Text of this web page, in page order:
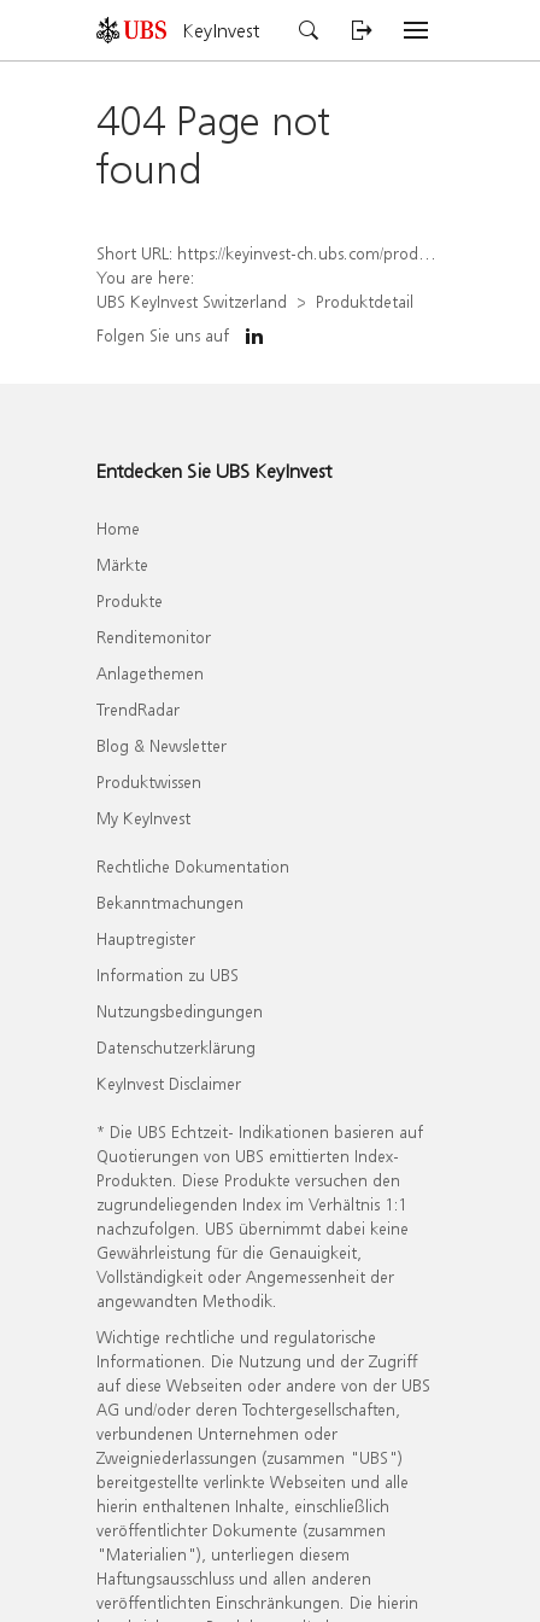
KeyInvest
404 Page not
found
Short URL: https://keyinvest-ch.ubs.com/produkt/detail/index/isin/CH1584643428
You are here:
UBS KeyInvest Switzerland
Produktdetail
Folgen Sie uns auf
Entdecken Sie UBS KeyInvest
Home
Märkte
Produkte
Renditemonitor
Anlagethemen
TrendRadar
Blog & Newsletter
Produktwissen
My KeyInvest
Rechtliche Dokumentation
Bekanntmachungen
Hauptregister
Information zu UBS
Nutzungsbedingungen
Datenschutzerklärung
KeyInvest Disclaimer
* Die UBS Echtzeit- Indikationen basieren auf
Quotierungen von UBS emittierten Index-
Produkten. Diese Produkte versuchen den
zugrundeliegenden Index im Verhältnis 1:1
nachzufolgen. UBS übernimmt dabei keine
Gewährleistung für die Genauigkeit,
Vollständigkeit oder Angemessenheit der
angewandten Methodik.
Wichtige rechtliche und regulatorische
Informationen. Die Nutzung und der Zugriff
auf diese Webseiten oder andere von der UBS
AG und/oder deren Tochtergesellschaften,
verbundenen Unternehmen oder
Zweigniederlassungen (zusammen "UBS")
bereitgestellte verlinkte Webseiten und alle
hierin enthaltenen Inhalte, einschließlich
veröffentlichter Dokumente (zusammen
"Materialien"), unterliegen diesem
Haftungsausschluss und allen anderen
veröffentlichten Einschränkungen. Die hierin